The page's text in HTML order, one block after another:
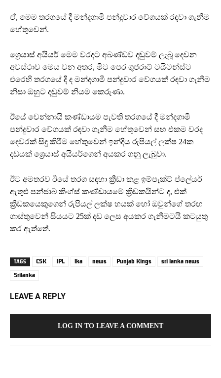
ඒ, මෙම තරගයේ දී මන්දගාමී පන්දුවාර වේගයක් රඳවා ගැනීම
හේතුවෙන්.
ශ්‍රෙයාස් අයියර් මෙම වරදට අඛණ්ඩව දඬුවම් ලැබූ දෙවන
අවස්ථාව මෙය වන අතර, මීට පෙර ගුජරාට් ටයිටන්ස්ට
එරෙහි තරගයේ දී ද මන්දගාමී පන්දුවාර වේගයක් රඳවා ගැනීම
නිසා ඔහුට දඬුවම් නියම කෙරුණා.
ඊයේ චෙන්නායි කණ්ඩායම පැවති තරගයේ දී මන්දගාමී
පන්දුවාර වේගයක් රඳවා ගැනීම හේතුවෙන් සහ එකම වරද
දෙවරක් සිදු කිරීම හේතුවෙන් ඉන්දීය රුපියල් ලක්ෂ 24ක
දඩයක් ශ්‍රෙයාස් අයියර්ගෙන් අයකර ගනු ලැබුවා.
ඊට අමතරව ඊයේ තරග සඳහා ක්‍රීඩා කළ ඉම්පැක්ට් ප්ලේයර්
ඇතුළු පන්ජාබ් කිංග්ස් කණ්ඩායමේ ක්‍රීඩකයින්ට ද, එක්
ක්‍රීඩකයෙකුගෙන් රුපියල් ලක්ෂ හයක් හෝ ඔවුන්ගේ තරඟ
ගාස්තුවෙන් සියයට 25ක් දඩ ලෙස අයකර ගැනීමටයි කටයුතු
කර ඇත්තේ.
TAGS CSK IPL lka news Punjab Kings
sri lanka news
Srilanka
LEAVE A REPLY
LOG IN TO LEAVE A COMMENT